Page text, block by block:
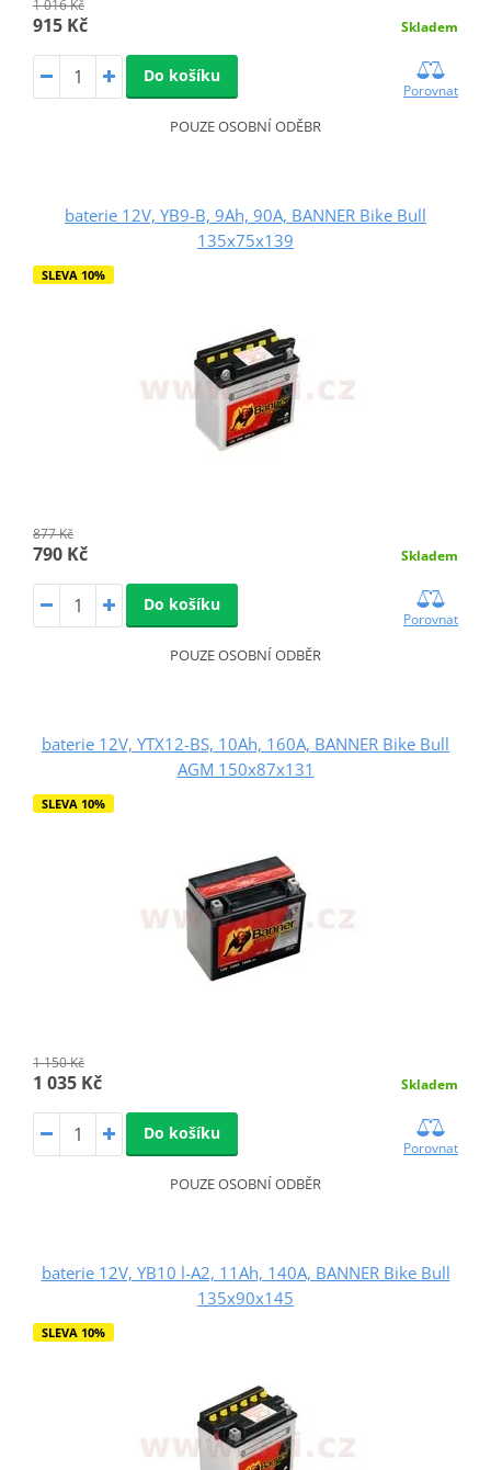
1 016 Kč
915 Kč Skladem
Do košíku
Porovnat
POUZE OSOBNÍ ODĚBR
baterie 12V, YB9-B, 9Ah, 90A, BANNER Bike Bull
135x75x139
SLEVA 10%
877 Kč
790 Kč Skladem
Do košíku
Porovnat
POUZE OSOBNÍ ODBĚR
baterie 12V, YTX12-BS, 10Ah, 160A, BANNER Bike Bull
AGM 150x87x131
SLEVA 10%
1 150 Kč
1 035 Kč Skladem
Do košíku
Porovnat
POUZE OSOBNÍ ODBĚR
baterie 12V, YB10 l-A2, 11Ah, 140A, BANNER Bike Bull
135x90x145
SLEVA 10%